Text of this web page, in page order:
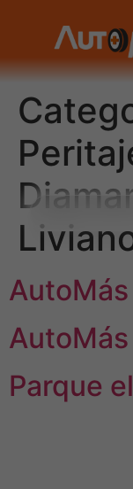
Parque